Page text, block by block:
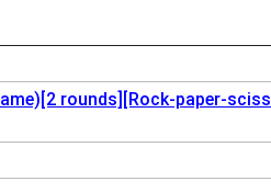
rounds][Rock-paper-sciss